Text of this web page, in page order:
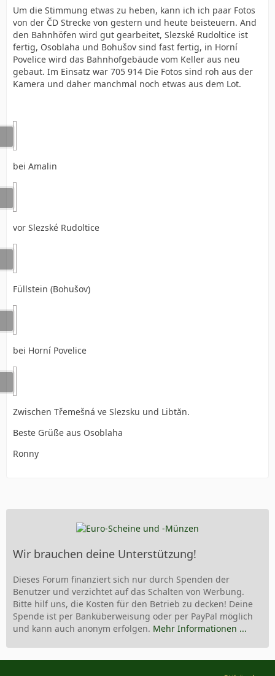
Um die Stimmung etwas zu heben, kann ich ich paar Fotos
von der ČD Strecke von gestern und heute beisteuern. And
den Bahnhöfen wird gut gearbeitet, Slezské Rudoltice ist
fertig, Osoblaha und Bohušov sind fast fertig, in Horní
Povelice wird das Bahnhofgebäude vom Keller aus neu
gebaut. Im Einsatz war 705 914 Die Fotos sind roh aus der
Kamera und daher manchmal noch etwas aus dem Lot.
bei Amalin
vor Slezské Rudoltice
Füllstein (Bohušov)
bei Horní Povelice
Zwischen Třemešná ve Slezsku und Libtăn.
Beste Grüße aus Osoblaha
Ronny
Wir brauchen deine Unterstützung!
Dieses Forum finanziert sich nur durch Spenden der
Benutzer und verzichtet auf das Schalten von Werbung.
Bitte hilf uns, die Kosten für den Betrieb zu decken! Deine
Spende ist per Banküberweisung oder per PayPal möglich
und kann auch anonym erfolgen. Mehr Informationen ...